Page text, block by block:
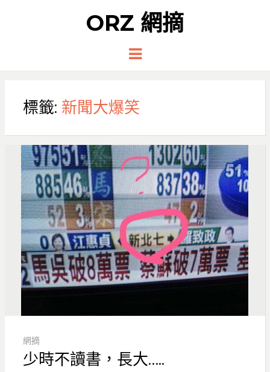
ORZ 網摘
Menu
標籤: 新聞大爆笑
網摘
少時不讀書，長大…..